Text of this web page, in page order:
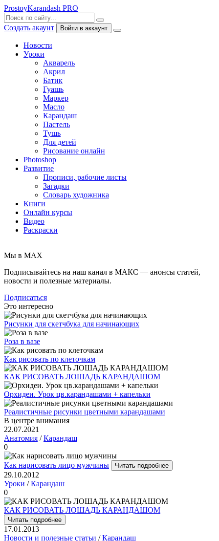
ProstoyKarandash PRO
Создать акаунт Войти в аккаунт
Новости
Уроки
Акварель
Акрил
Батик
Гуашь
Маркер
Масло
Карандаш
Пастель
Тушь
Для детей
Рисование онлайн
Photoshop
Развитие
Прописи, рабочие листы
Загадки
Словарь художника
Книги
Онлайн курсы
Видео
Раскраски
Мы в MAX
Подписывайтесь на наш канал в МАКС — анонсы статей,
новости и полезные материалы.
Подписаться
Это интересно
Рисунки для скетчбука для начинающих
Роза в вазе
Как рисовать по клеточкам
КАК РИСОВАТЬ ЛОШАДЬ КАРАНДАШОМ
Орхидеи. Урок цв.карандашами + капельки
Реалистичные рисунки цветными карандашами
В центре внимания
22.07.2021
Анатомия /Карандаш
0
Как нарисовать лицо мужчины Читать подробнее
29.10.2012
Уроки /Карандаш
0
КАК РИСОВАТЬ ЛОШАДЬ КАРАНДАШОМ
Читать подробнее
17.01.2013
Новости и полезные статьи /Карандаш